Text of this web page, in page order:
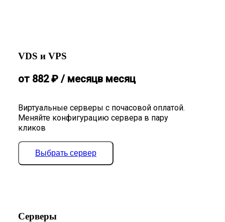
VDS и VPS
Виртуальные серверы с почасовой оплатой.
Меняйте конфигурацию сервера в пару
кликов
от 882₽ / месяцв месяц
Выбрать сервер
Серверы